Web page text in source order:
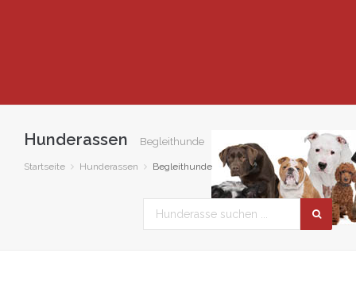
Hunderassen Begleithunde
Startseite Hunderassen Begleithunde